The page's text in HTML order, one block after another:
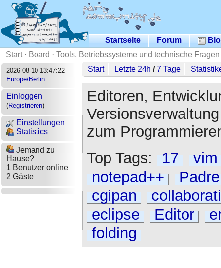
Startseite Forum
Start· Board · Tools, Betriebssysteme und technische Fragen
2026-08-10 13:47:22
Europe/Berlin
Einloggen
(Registrieren)
Einstellungen
Statistics
Jemand zu
Hause?
1 Benutzer online
2 Gäste
Start Letzte 24h /7 Tage
Editoren,
zum
Top Tags:
17
vim
notepad++
Padre
cgipan
eclipse
Editor
folding